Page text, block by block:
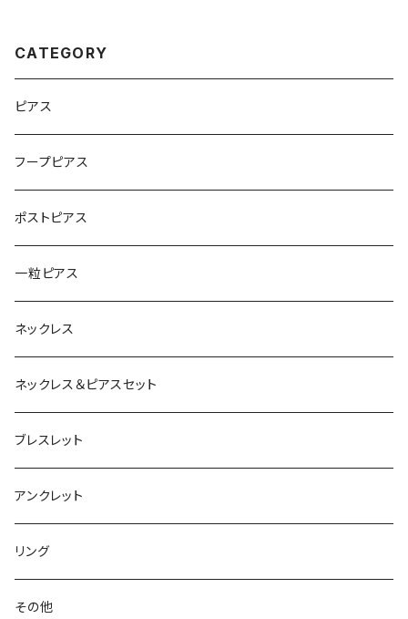
CATEGORY
ピアス
フープピアス
ポストピアス
一粒ピアス
ネックレス
ネックレス＆ピアスセット
ブレスレット
アンクレット
リング
その他